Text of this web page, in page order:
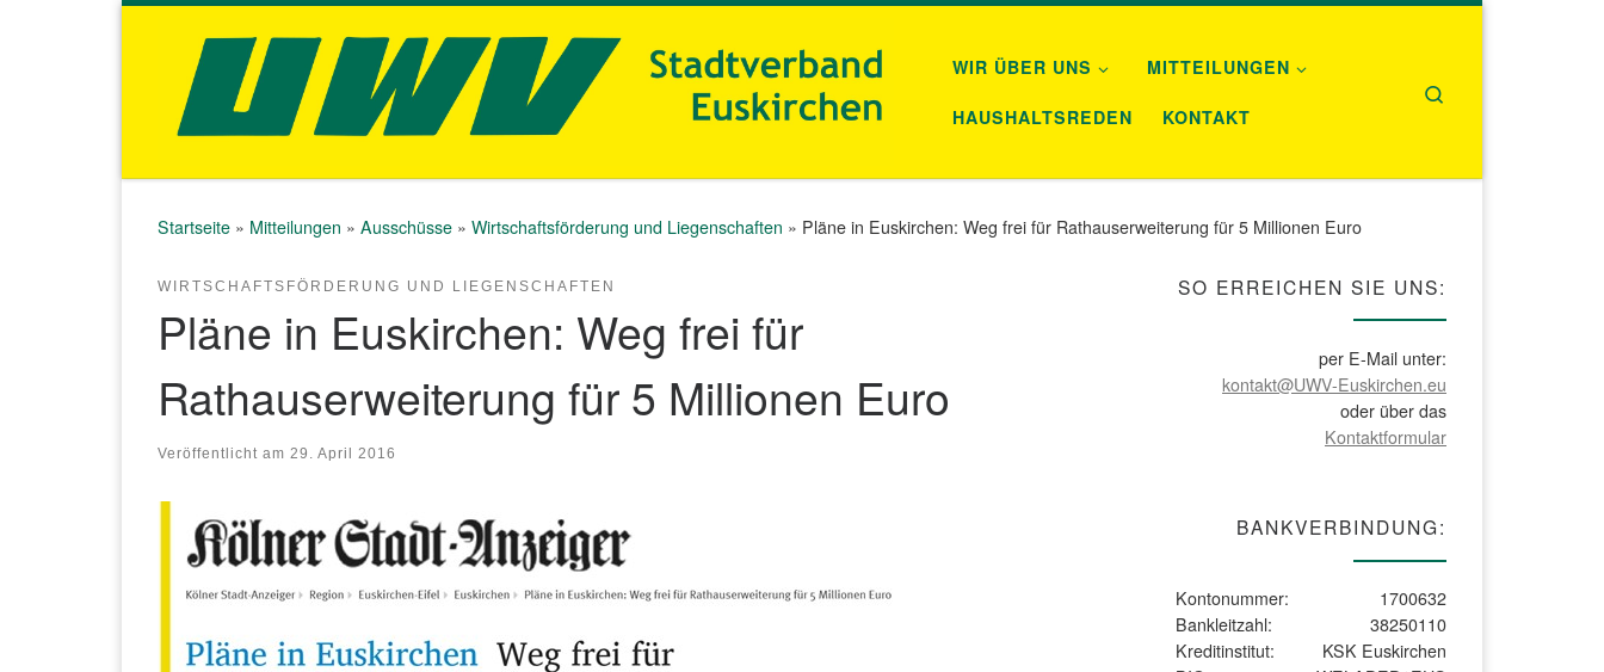
WIR ÜBER UNS MITTEILUNGEN
HAUSHALTSREDEN KONTAKT
Startseite » Mitteilungen » Ausschüsse » Wirtschaftsförderung und Liegenschaften » Pläne in Euskirchen: Weg frei für Rathauserweiterung für 5 Millionen Euro
WIRTSCHAFTSFÖRDERUNG UND LIEGENSCHAFTEN
Pläne in Euskirchen: Weg frei für
Rathauserweiterung für 5 Millionen Euro
Veröffentlicht am 29. April 2016
SO ERREICHEN SIE UNS:
per E-Mail unter:
kontakt@UWV-Euskirchen.eu
oder über das
Kontaktformular
BANKVERBINDUNG:
Kontonummer:
1700632
Bankleitzahl:
38250110
Kreditinstitut:
KSK Euskirchen